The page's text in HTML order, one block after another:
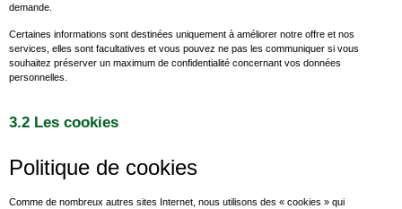
demande.
Certaines informations sont destinées uniquement à améliorer notre offre et nos
services, elles sont facultatives et vous pouvez ne pas les communiquer si vous
souhaitez préserver un maximum de confidentialité concernant vos données
personnelles.
3.2 Les cookies
Politique de cookies
Comme de nombreux autres sites Internet, nous utilisons des « cookies » qui